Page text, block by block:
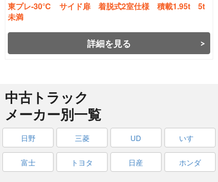
東プレ-30℃ サイド扉 着脱式2室仕様 積載1.95t 5t
未満
詳細を見る
中古トラック
メーカー別一覧
日野 三菱 UD いすゞ
富士 トヨタ 日産 ホンダ